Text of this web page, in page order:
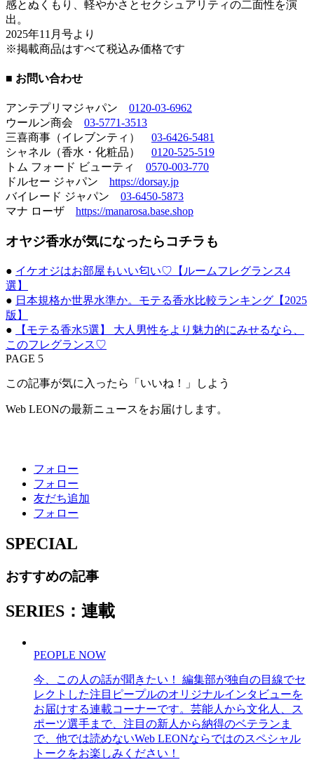
感とぬくもり、軽やかさとセクシュアリティの二面性を演
出。
2025年11月号より
※掲載商品はすべて税込み価格です
■ お問い合わせ
アンテプリマジャパン 0120-03-6962
ウールン商会 03-5771-3513
三喜商事（イレブンティ） 03-6426-5481
シャネル（香水・化粧品） 0120-525-519
トム フォード ビューティ 0570-003-770
ドルセー ジャパン https://dorsay.jp
バイレード ジャパン 03-6450-5873
マナ ローザ https://manarosa.base.shop
オヤジ香水が気になったらコチラも
● イケオジはお部屋もいい匂い♡【ルームフレグランス4
選】
● 日本規格か世界水準か。モテる香水比較ランキング【2025
版】
●
【モテる香水5選】 大人男性をより魅力的にみせるなら、
このフレグランス♡
PAGE 5
この記事が気に入ったら「いいね！」しよう
Web LEONの最新ニュースをお届けします。
フォロー
フォロー
友だち追加
フォロー
SPECIAL
おすすめの記事
SERIES：連載
PEOPLE NOW
今、この人の話が聞きたい！ 編集部が独自の目線でセ
レクトした注目ピープルのオリジナルインタビューを
お届けする連載コーナーです。芸能人から文化人、ス
ポーツ選手まで、注目の新人から納得のベテランま
で、他では読めないWeb LEONならではのスペシャル
トークをお楽しみください！